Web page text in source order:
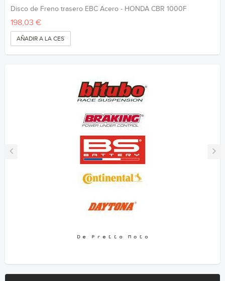
Disco de Freno trasero EBC Acero - HONDA CBR 1000F
198,03 €
AÑADIR A LA CESTA